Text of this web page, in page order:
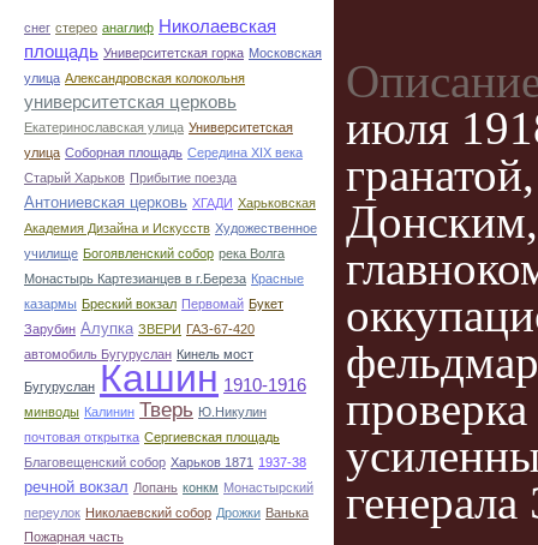
снег стерео анаглиф Николаевская
площадь Университетская горка Московская
улица Александровская колокольня
университетская церковь
Екатеринославская улица Университетская
улица Соборная площадь Середина XIX века
Старый Харьков Прибытие поезда
Антониевская церковь ХГАДИ Харьковская
Академия Дизайна и Искусств Художественное
училище Богоявленский собор река Волга
Монастырь Картезианцев в г.Береза Красные
казармы Бреский вокзал Первомай Букет
Зарубин Алупка ЗВЕРИ ГАЗ-67-420
автомобиль Бугуруслан Кинель мост
Бугуруслан Кашин 1910-1916
минводы Калинин Тверь Ю.Никулин
почтовая открытка Сергиевская площадь
Благовещенский собор Харьков 1871 1937-38
речной вокзал Лопань конкм Монастырский
переулок Николаевский собор Дрожки Ванька
Пожарная часть
июля